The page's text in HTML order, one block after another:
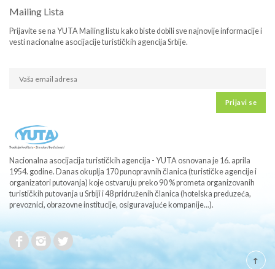
Mailing Lista
Prijavite se na YUTA Mailing listu kako biste dobili sve najnovije informacije i
vesti nacionalne asocijacije turističkih agencija Srbije.
Prijavi se
Nacionalna asocijacija turističkih agencija - YUTA osnovana je 16. aprila
1954. godine. Danas okuplja 170 punopravnih članica (turističke agencije i
organizatori putovanja) koje ostvaruju preko 90 % prometa organizovanih
turističkih putovanja u Srbiji i 48 pridruženih članica (hotelska preduzeća,
prevoznici, obrazovne institucije, osiguravajuće kompanije...).